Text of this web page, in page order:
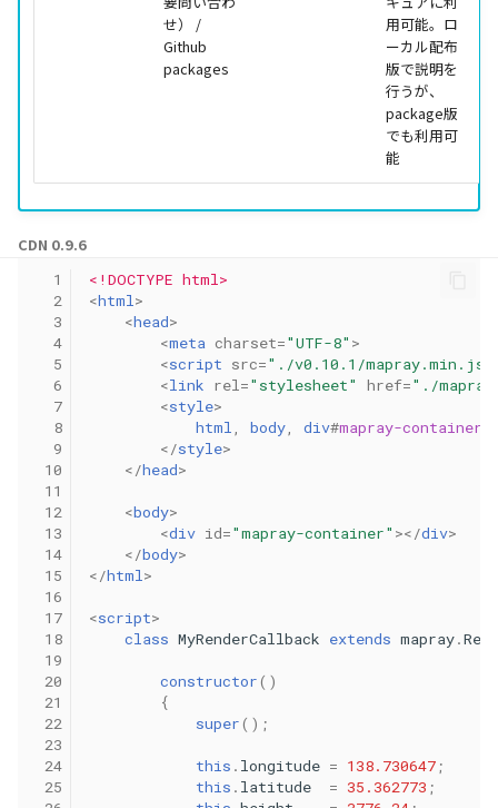
せ） /
Github
packages
用可能。ロ
ーカル配布
版で説明を
行うが、
package版
でも利用可
能
CDN 0.9.6
  1
  2
  3
  4
  5
  6
  7
  8
  9
10
11
12
13
14
15
16
17
18
19
20
21
22
23
24
25
<!DOCTYPE html>
<html>
<head>
<meta charset="UTF-8" >
<script src="./v0.10.1/mapray.min.js"
<link rel="stylesheet" href="./
<style>
html, body, div#mapray-container
</style>
</head>
<body>
<div id="mapray-container" ></div>
</body>
</html>
<script>
class MyRenderCallback extends mapray.
constructor()
{
super();
this . longitude = 138.730647;
this . latitude = 35.362773 ;